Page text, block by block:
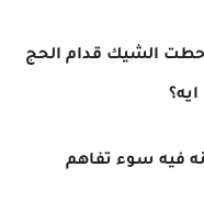
الشيك قدام الحج
فيه سوء تفاهم